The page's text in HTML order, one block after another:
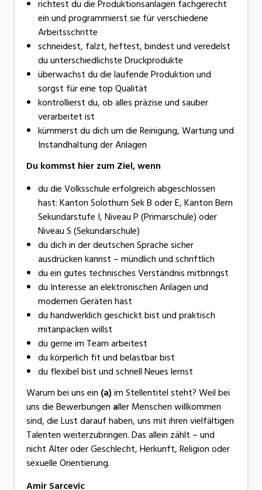
richtest du die Produktionsanlagen fachgerecht
ein und programmierst sie für verschiedene
Arbeitsschritte
schneidest, falzt, heftest, bindest und veredelst
du unterschiedlichste Druckprodukte
überwachst du die laufende Produktion und
sorgst für eine top Qualität
kontrollierst du, ob alles präzise und sauber
verarbeitet ist
kümmerst du dich um die Reinigung, Wartung und
Instandhaltung der Anlagen
Du kommst hier zum Ziel, wenn
du die Volksschule erfolgreich abgeschlossen
hast: Kanton Solothurn Sek B oder E, Kanton Bern
Sekundarstufe I, Niveau P (Primarschule) oder
Niveau S (Sekundarschule)
du dich in der deutschen Sprache sicher
ausdrücken kannst – mündlich und schriftlich
du ein gutes technisches Verständnis mitbringst
du Interesse an elektronischen Anlagen und
modernen Geräten hast
du handwerklich geschickt bist und praktisch
mitanpacken willst
du gerne im Team arbeitest
du körperlich fit und belastbar bist
du flexibel bist und schnell Neues lernst
Warum bei uns ein (a)im Stellentitel steht? Weil bei
uns die Bewerbungen aller Menschen willkommen
sind, die Lust darauf haben, uns mit ihren vielfältigen
Talenten weiterzubringen. Das allein zählt – und
nicht Alter oder Geschlecht, Herkunft, Religion oder
sexuelle Orientierung.
Amir Sarcevic